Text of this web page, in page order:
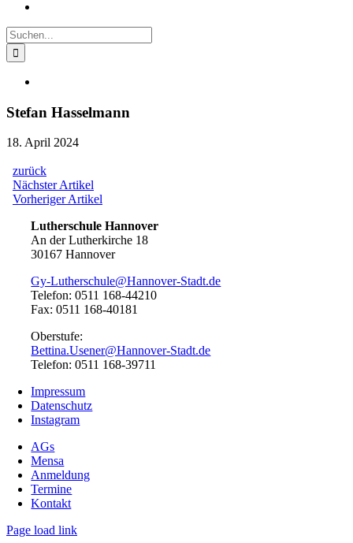
Suche
nach:
Bild
Stefan Hasselmann
18. April 2024
zurück
Beitragsnavigation
Nächster Artikel
Artikel:
Vorheriger Artikel
Lutherschule Hannover
An der Lutherkirche 18
30167 Hannover
Gy-Lutherschule@Hannover-Stadt.de
Telefon: 0511 168-44210
Fax: 0511 168-40181
Oberstufe:
Bettina.Usener@Hannover-Stadt.de
Telefon: 0511 168-39711
Impressum
Datenschutz
Instagram
AGs
Mensa
Anmeldung
Termine
Kontakt
Page load link